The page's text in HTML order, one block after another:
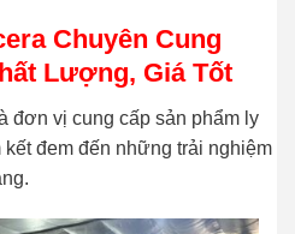
Chuyên Cung
Lượng, Giá Tốt
đơn vị cung cấp sản phẩm ly
đem đến những trải nghiệm